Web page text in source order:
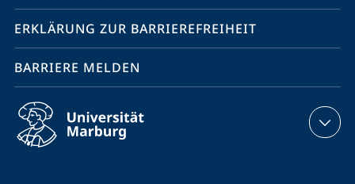
ERKLÄRUNG ZUR BARRIEREFREIHEIT
BARRIERE MELDEN